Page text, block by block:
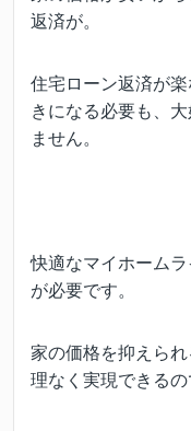
返済が。
住宅ローン返済が
きになる必要も、
ません。
快適なマイホーム
が必要です。
家の価格を抑えら
理なく実現できるの